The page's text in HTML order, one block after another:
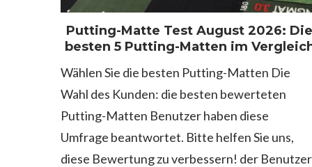
Putting-Matte Test August 2026: Die
besten 5 Putting-Matten im
Wählen Sie die besten Putting-Matten Die
Wahl des Kunden: die besten bewerteten
Putting-Matten Benutzer haben diese
Umfrage beantwortet. Bitte helfen Sie uns,
diese Bewertung zu verbessern! der Benutzer